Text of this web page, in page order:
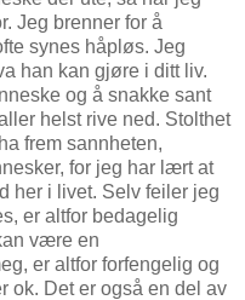
Jeg brenner for å
synes håpløs. Jeg
han kan gjøre i ditt liv.
og å snakke sant
helst rive ned. Stolthet
frem sannheten,
for jeg har lært at
her i livet. Selv feiler jeg
er altfor bedagelig
være en
er altfor forfengelig og
ok. Det er også en del av